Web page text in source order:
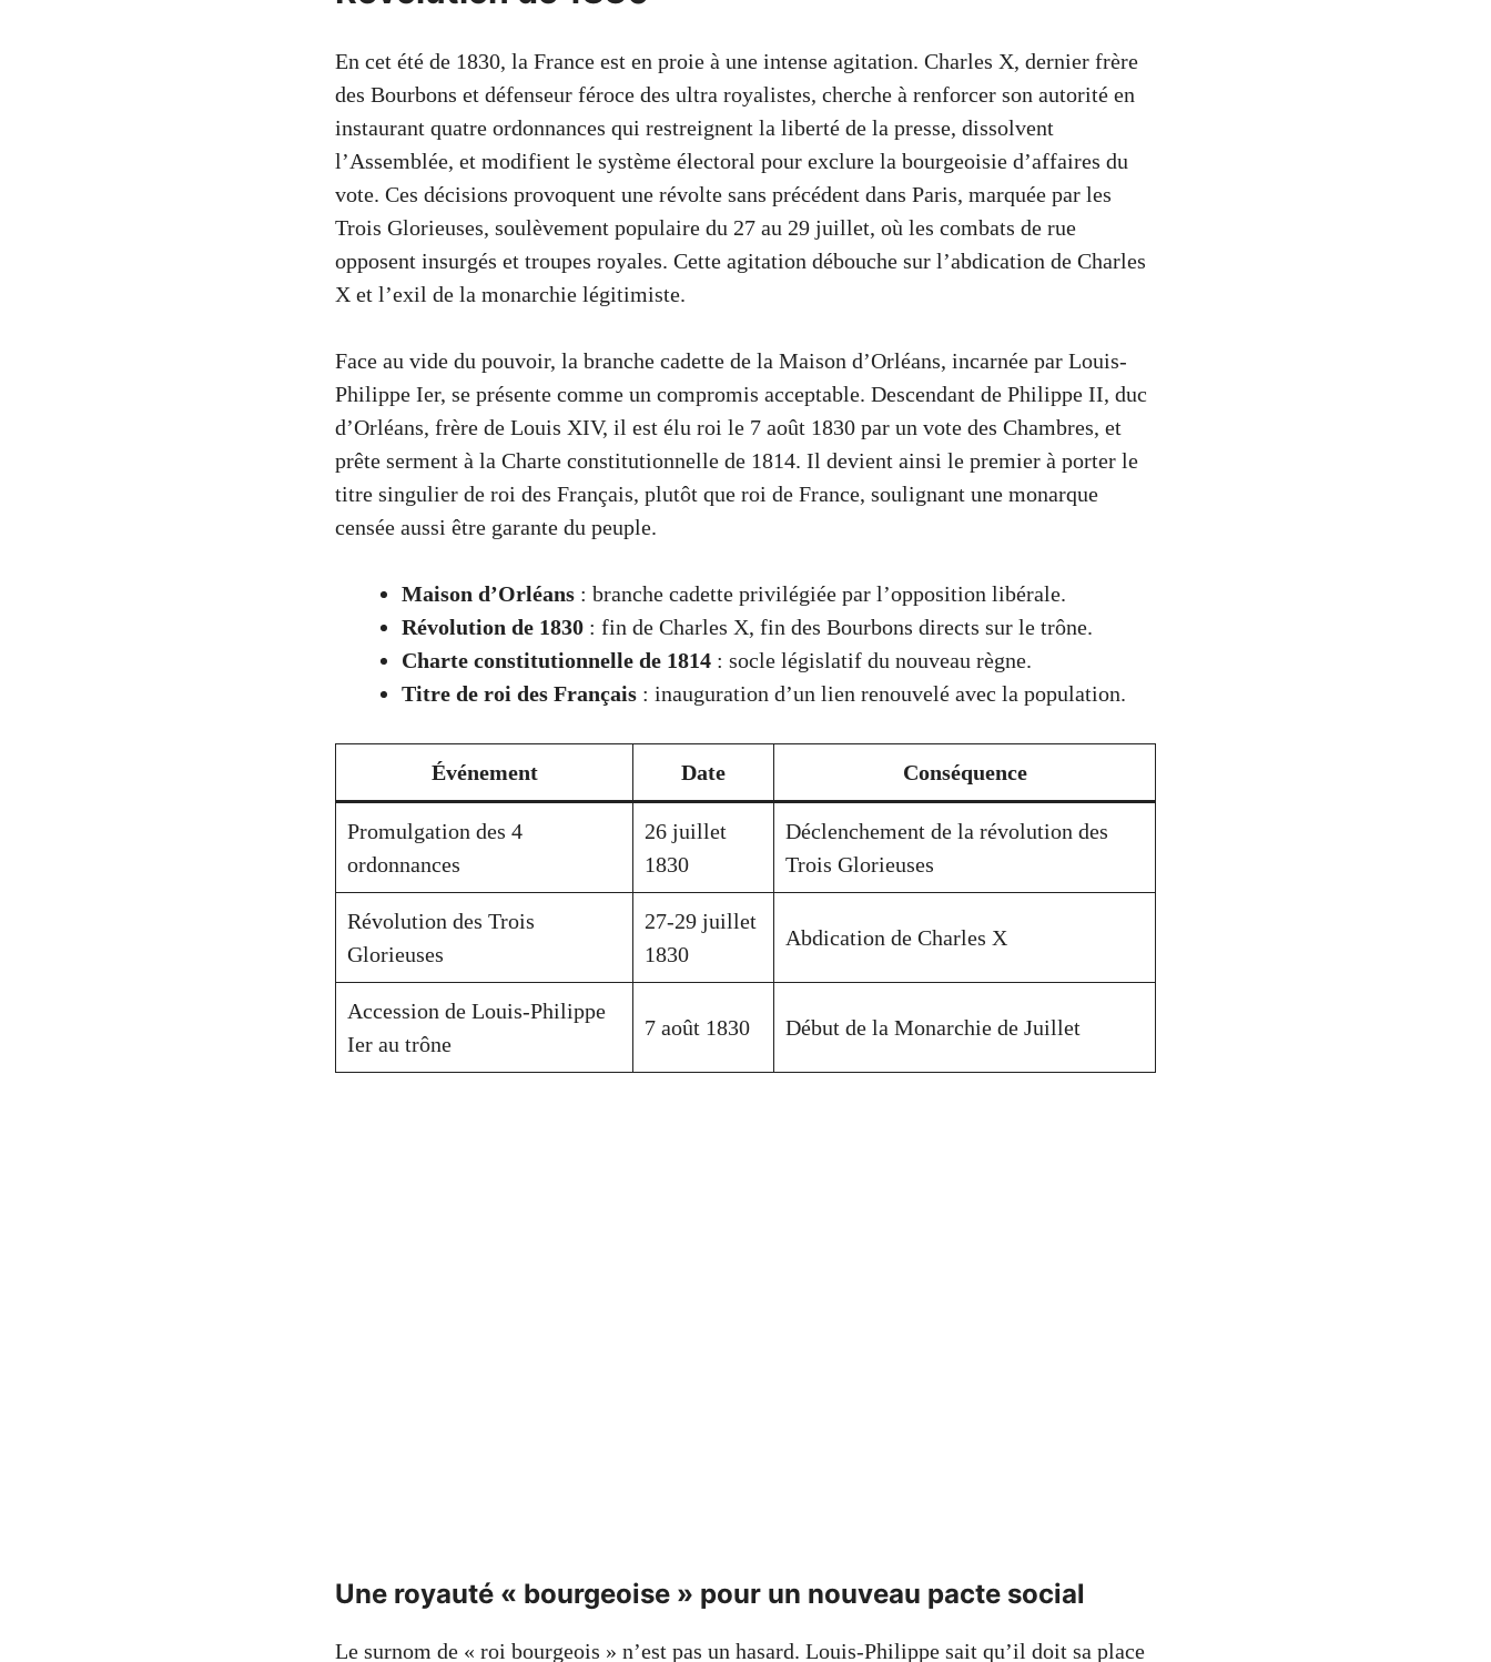
En cet été de 1830, la France est en proie à une intense agitation. Charles X, dernier frère
des Bourbons et défenseur féroce des ultra royalistes, cherche à renforcer son autorité en
instaurant quatre ordonnances qui restreignent la liberté de la presse, dissolvent
l’Assemblée, et modifient le système électoral pour exclure la bourgeoisie d’affaires du
vote. Ces décisions provoquent une révolte sans précédent dans Paris, marquée par les
Trois Glorieuses, soulèvement populaire du 27 au 29 juillet, où les combats de rue
opposent insurgés et troupes royales. Cette agitation débouche sur l’abdication de Charles
X et l’exil de la monarchie légitimiste.
Face au vide du pouvoir, la branche cadette de la Maison d’Orléans, incarnée par Louis-
Philippe Ier, se présente comme un compromis acceptable. Descendant de Philippe II, duc
d’Orléans, frère de Louis XIV, il est élu roi le 7 août 1830 par un vote des Chambres, et
prête serment à la Charte constitutionnelle de 1814. Il devient ainsi le premier à porter le
titre singulier de roi des Français, plutôt que roi de France, soulignant une monarque
censée aussi être garante du peuple.
Maison d’Orléans : branche cadette privilégiée par l’opposition libérale.
Révolution de 1830 : fin de Charles X, fin des Bourbons directs sur le trône.
Charte constitutionnelle de 1814 : socle législatif du nouveau règne.
Titre de roi des Français : inauguration d’un lien renouvelé avec la population.
Événement Date Conséquence
Promulgation des 4
ordonnances
26 juillet
1830
Déclenchement de la révolution des
Trois Glorieuses
Révolution des Trois
Glorieuses
27-29 juillet
1830
Abdication de Charles X
Accession de Louis-Philippe
Ier au trône
7 août 1830 Début de la Monarchie de Juillet
Une royauté « bourgeoise » pour un nouveau pacte social
Le surnom de « roi bourgeois » n’est pas un hasard. Louis-Philippe sait qu’il doit sa place